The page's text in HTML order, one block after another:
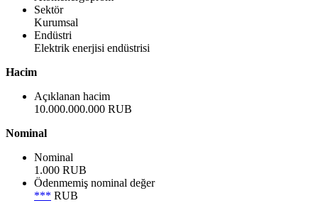
Sektör
Kurumsal
Endüstri
Elektrik enerjisi endüstrisi
Hacim
Açıklanan hacim
10.000.000.000 RUB
Nominal
Nominal
1.000 RUB
Ödenmemiş nominal değer
*** RUB